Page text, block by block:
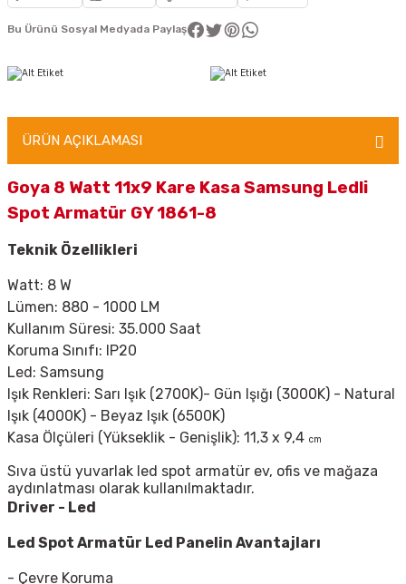
Bu Ürünü Sosyal Medyada Paylaş
ÜRÜN AÇIKLAMASI
Goya 8 Watt 11x9 Kare Kasa Samsung Ledli
Spot Armatür GY 1861-8
Teknik Özellikleri
Watt: 8 W
Lümen: 880 - 1000 LM
Kullanım Süresi: 35.000 Saat
Koruma Sınıfı: IP20
Led: Samsung
Işık Renkleri: Sarı Işık (2700K)- Gün Işığı (3000K) - Natural
Işık (4000K) - Beyaz Işık (6500K)
Kasa Ölçüleri (Yükseklik - Genişlik): 11,3 x 9,4 cm
Sıva üstü yuvarlak led spot armatür ev, ofis ve mağaza
aydınlatması olarak kullanılmaktadır.
Driver - Led
Led Spot Armatür Led Panelin Avantajları
- Çevre Koruma